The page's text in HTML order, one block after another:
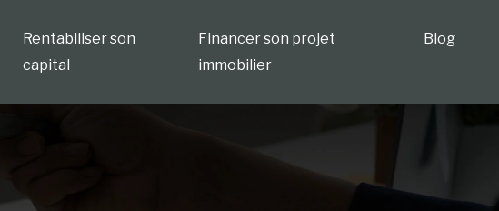
Rentabiliser son
capital
Financer son projet
immobilier
Blog